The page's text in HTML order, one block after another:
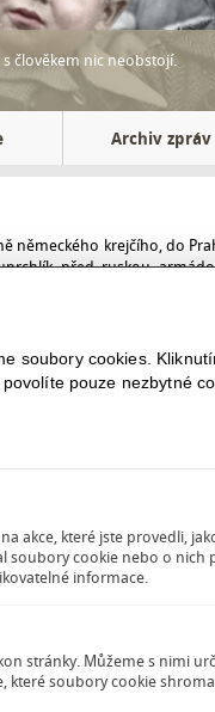
s člověkem nic neobstojí.
Archiv zpráv
německého krejčího, do
před ruskou
Milíčův dům
soubory cookies.
pouze nezbytné
akce, které jste provedli,
cookie nebo o
informace.
stránky. Můžeme s nimi
které soubory cookie